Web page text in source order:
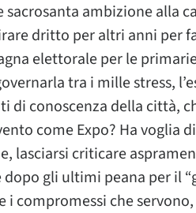
ambizione alla
dritto per altri anni per
elettorale per le
tra i mille stress,
conoscenza della città,
come Expo? Ha voglia
lasciarsi criticare
gli ultimi peana per il
compromessi che